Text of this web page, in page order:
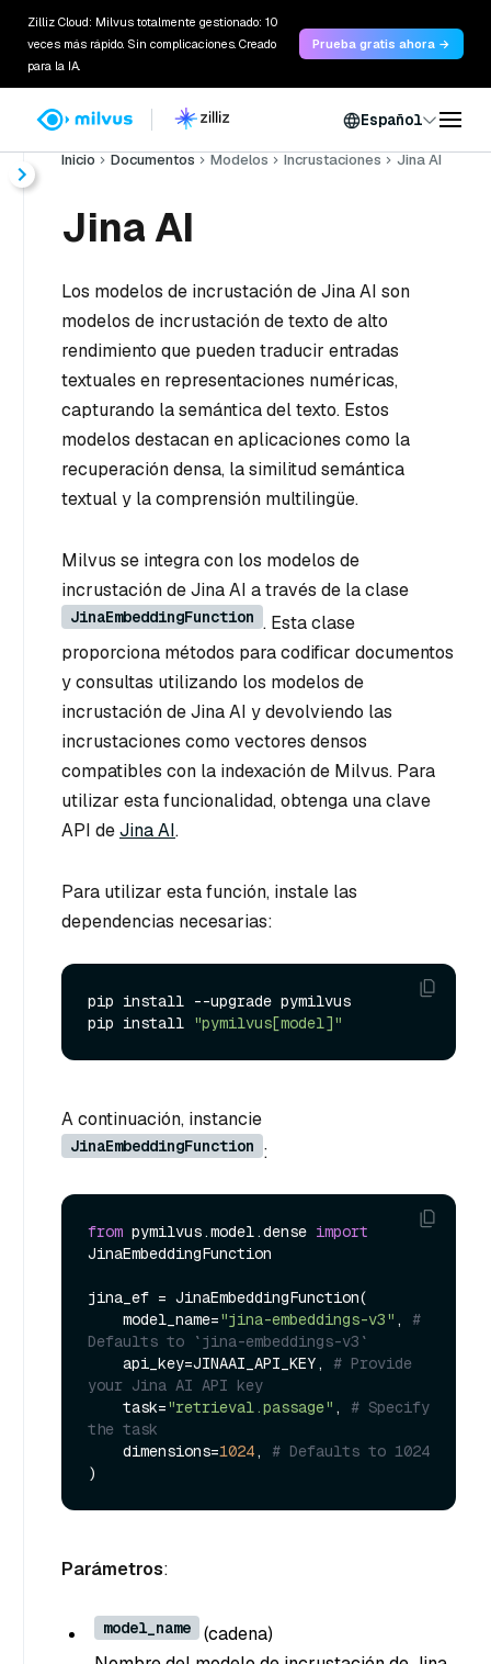
Zilliz Cloud: Milvus totalmente gestionado: 10
veces más rápido. Sin complicaciones. Creado
para la IA.
Prueba gratis ahora →
Español
Inicio Documentos Modelos Incrustaciones Jina AI
Jina AI
Los modelos de incrustación de Jina AI son
modelos de incrustación de texto de alto
rendimiento que pueden traducir entradas
textuales en representaciones numéricas,
capturando la semántica del texto. Estos
modelos destacan en aplicaciones como la
recuperación densa, la similitud semántica
textual y la comprensión multilingüe.
Milvus se integra con los modelos de
incrustación de Jina AI a través de la clase
JinaEmbeddingFunction . Esta clase
proporciona métodos para codificar documentos
y consultas utilizando los modelos de
incrustación de Jina AI y devolviendo las
incrustaciones como vectores densos
compatibles con la indexación de Milvus. Para
utilizar esta funcionalidad, obtenga una clave
API deJina AI.
Para utilizar esta función, instale las
dependencias necesarias:
pip install --upgrade pymilvus
pip install "pymilvus[model]"
A continuación, instancie
JinaEmbeddingFunction :
from pymilvus.model.dense import
JinaEmbeddingFunction
jina_ef = JinaEmbeddingFunction(
    model_name=
"jina-embeddings-v3" , #
Defaults to `jina-embeddings-v3`
    api_key=JINAAI_API_KEY,
# Provide
your Jina AI API key
    task=
"retrieval.passage" , # Specify
the task
    dimensions=
1024, # Defaults to 1024
Parámetros:
model_name (cadena)